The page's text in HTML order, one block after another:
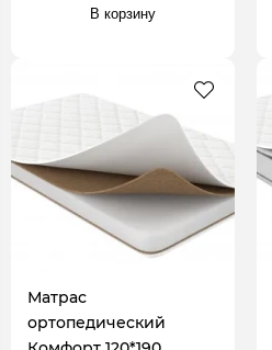
В корзину
Матрас
ортопедический